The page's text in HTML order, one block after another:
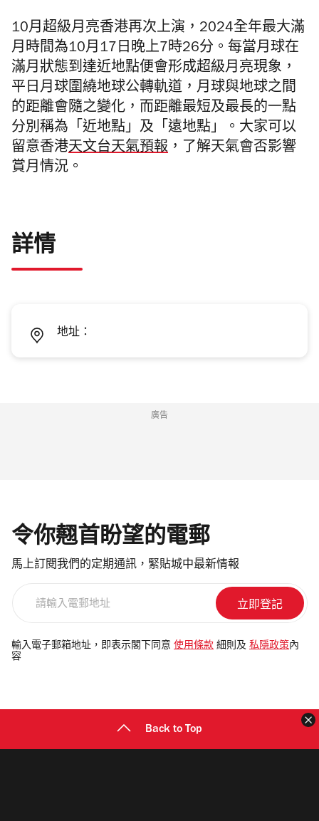
10月超級月亮香港再次上演，2024全年最大滿
月時間為10月17日晚上7時26分。 每當月球在
滿月狀態到達近地點便會形成超級月亮現象，
平日月球圍繞地球公轉軌道，月球與地球之間
的距離會隨之變化，而距離最短及最長的一點
分別稱為「近地點」及「遠地點」。大家可以
留意香港天文台天氣預報 ，了解天氣會否影響
賞月情況。
詳情
地址：
廣告
令你翹首盼望的電郵
馬上訂閱我們的定期通訊，緊貼城中最新情報
電
郵
輸入電子郵箱地址，即表示閣下同意 使用條款 細則及 私隱政策 內
容
Back to Top